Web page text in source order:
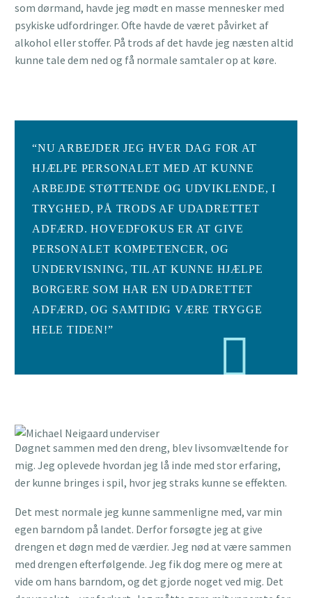
som dørmand, havde jeg mødt en masse mennesker med
psykiske udfordringer. Ofte havde de været påvirket af
alkohol eller stoffer. På trods af det havde jeg næsten altid
kunne tale dem ned og få normale samtaler op at køre.
“NU ARBEJDER JEG HVER DAG FOR AT
HJÆLPE PERSONALET MED AT KUNNE
ARBEJDE STØTTENDE OG UDVIKLENDE, I
TRYGHED, PÅ TRODS AF UDADRETTET
ADFÆRD. HOVEDFOKUS ER AT GIVE
PERSONALET KOMPETENCER, OG
UNDERVISNING, TIL AT KUNNE HJÆLPE
BORGERE SOM HAR EN UDADRETTET
ADFÆRD, OG SAMTIDIG VÆRE TRYGGE
HELE TIDEN!”
Døgnet sammen med den dreng, blev livsomvæltende for
mig. Jeg oplevede hvordan jeg lå inde med stor erfaring,
der kunne bringes i spil, hvor jeg straks kunne se effekten.
Det mest normale jeg kunne sammenligne med, var min
egen barndom på landet. Derfor forsøgte jeg at give
drengen et døgn med de værdier. Jeg nød at være sammen
med drengen efterfølgende. Jeg fik dog mere og mere at
vide om hans barndom, og det gjorde noget ved mig. Det